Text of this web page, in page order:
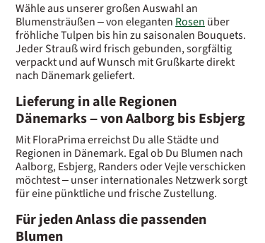
Wähle aus unserer großen Auswahl an
Blumensträußen – von eleganten Rosen über
fröhliche Tulpen bis hin zu saisonalen Bouquets.
Jeder Strauß wird frisch gebunden, sorgfältig
verpackt und auf Wunsch mit Grußkarte direkt
nach Dänemark geliefert.
Lieferung in alle Regionen
Dänemarks – von Aalborg bis Esbjerg
Mit FloraPrima erreichst Du alle Städte und
Regionen in Dänemark. Egal ob Du Blumen nach
Aalborg, Esbjerg, Randers oder Vejle verschicken
möchtest – unser internationales Netzwerk sorgt
für eine pünktliche und frische Zustellung.
Für jeden Anlass die passenden
Blumen